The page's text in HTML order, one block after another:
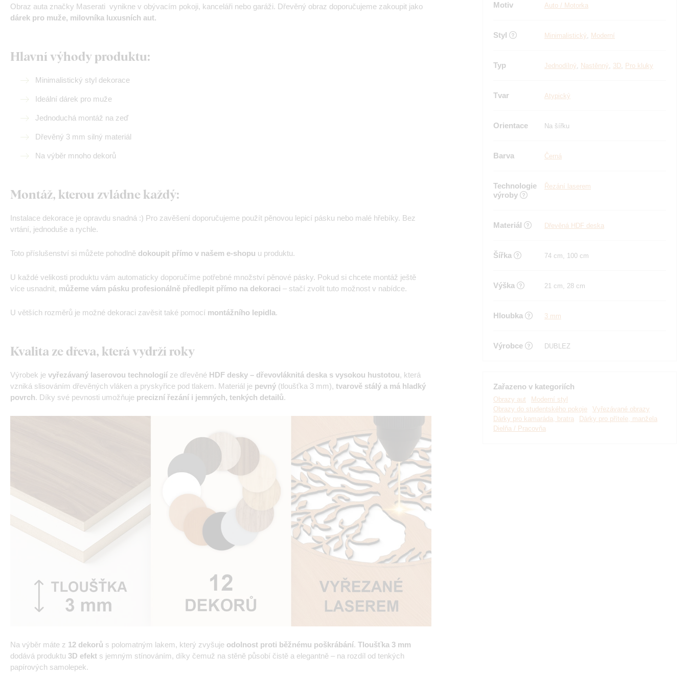
Obraz auta značky Maserati vynikne v obývacím pokoji, kanceláři nebo garáži. Dřevěný obraz doporučujeme zakoupit jako
dárek pro muže, milovníka luxusních aut.
Hlavní výhody produktu:
Minimalistický styl dekorace
Ideální dárek pro muže
Jednoduchá montáž na zeď
Dřevěný 3 mm silný materiál
Na výběr mnoho dekorů
Montáž, kterou zvládne každý:
Instalace dekorace je opravdu snadná :) Pro zavěšení doporučujeme použít pěnovou lepicí pásku nebo malé hřebíky. Bez
vrtání, jednoduše a rychle.
Toto příslušenství si můžete pohodlně dokoupit přímo v našem e-shopu u produktu.
U každé velikosti produktu vám automaticky doporučíme potřebné množství pěnové pásky. Pokud si chcete montáž ještě
více usnadnit, můžeme vám pásku profesionálně předlepit přímo na dekoraci – stačí zvolit tuto možnost v nabídce.
U větších rozměrů je možné dekoraci zavěsit také pomocí montážního lepidla.
Kvalita ze dřeva, která vydrží roky
Výrobek je vyřezávaný laserovou technologií ze dřevěné HDF desky – dřevovláknitá deska s vysokou hustotou, která
vzniká slisováním dřevěných vláken a pryskyřice pod tlakem. Materiál je pevný (tloušťka 3 mm), tvarově stálý a má hladký
povrch. Díky své pevnosti umožňuje precizní řezání i jemných, tenkých detailů.
Na výběr máte z 12 dekorů s polomatným lakem, který zvyšuje odolnost proti běžnému poškrábání. Tloušťka 3 mm
dodává produktu 3D efekt s jemným stínováním, díky čemuž na stěně působí čistě a elegantně – na rozdíl od tenkých
papírových samolepek.
Motiv Auto / Motorka
Styl Minimalistický, Moderní
Typ Jednodílný, Nastěnný, 3D, Pro kluky
Tvar Atypický
Orientace Na šířku
Barva Černá
Technologie
výroby
Řezání laserem
Materiál Dřevěná HDF deska
Šířka 74 cm, 100 cm
Výška 21 cm, 28 cm
Hloubka 3 mm
Výrobce DUBLEZ
Zařazeno v kategoriích
Obrazy aut
Moderní styl
Obrazy do studentského pokoje
Vyřezávané obrazy
Dárky pro kamaráda, bratra
Dárky pro přítele, manžela
Dielňa / Pracovňa